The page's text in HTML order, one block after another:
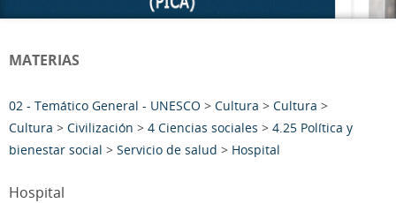
MATERIAS
02 - Temático General - UNESCO > Cultura > Cultura >
Cultura > Civilización > 4 Ciencias sociales > 4.25 Política y
bienestar social > Servicio de salud > Hospital
Hospital